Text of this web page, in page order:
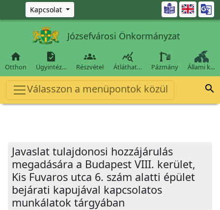
Ugrás a fő tartalomra
Kapcsolat 
Józsefvárosi Önkormányzat

Otthon

Ügyintéz…

Részvétel

Átláthat… Pázmány Állami k…
Válasszon a menüpontok közül 
Javaslat tulajdonosi hozzájárulás
megadására a Budapest VIII. kerület,
Kis Fuvaros utca 6. szám alatti épület
bejárati kapujával kapcsolatos
munkálatok tárgyában